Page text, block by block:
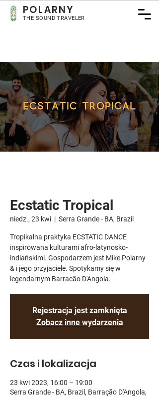
POLARNY
THE SOUND TRAVELER
Ecstatic Tropical
niedz., 23 kwi
  |
Serra Grande - BA, Brazil
Tropikalna praktyka ECSTATIC DANCE
inspirowana kulturami afro-latynosko-
indiańskimi. Gospodarzem jest Mike Polarny
& i jego przyjaciele. Spotykamy się w
legendarnym Barracão D'Angola.
Rejestracja jest zamknięta
Zobacz inne wydarzenia
Czas i lokalizacja
23 kwi 2023, 16:00 – 19:00
Serra Grande - BA, Brazil, Barração D'Angola,